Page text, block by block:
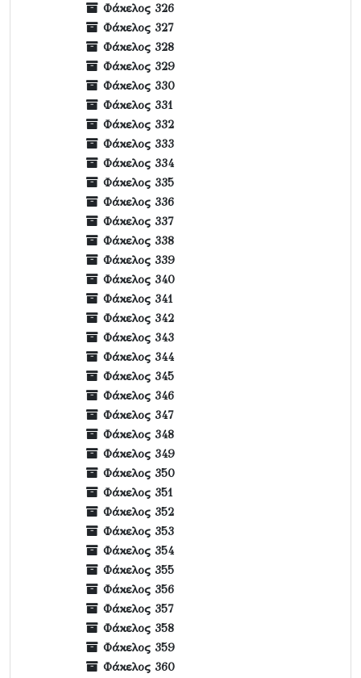
Φάκελος 326
Φάκελος 327
Φάκελος 328
Φάκελος 329
Φάκελος 330
Φάκελος 331
Φάκελος 332
Φάκελος 333
Φάκελος 334
Φάκελος 335
Φάκελος 336
Φάκελος 337
Φάκελος 338
Φάκελος 339
Φάκελος 340
Φάκελος 341
Φάκελος 342
Φάκελος 343
Φάκελος 344
Φάκελος 345
Φάκελος 346
Φάκελος 347
Φάκελος 348
Φάκελος 349
Φάκελος 350
Φάκελος 351
Φάκελος 352
Φάκελος 353
Φάκελος 354
Φάκελος 355
Φάκελος 356
Φάκελος 357
Φάκελος 358
Φάκελος 359
Φάκελος 360